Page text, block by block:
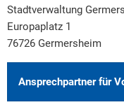
Stadtverwaltung
Europaplatz 1
76726 Germersheim
Ansprechpartner für